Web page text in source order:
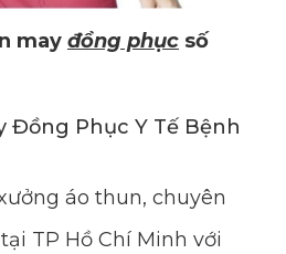
may đồng phục số
Đồng Phục Y Tế Bệnh
áo thun, chuyên
TP Hồ Chí Minh với